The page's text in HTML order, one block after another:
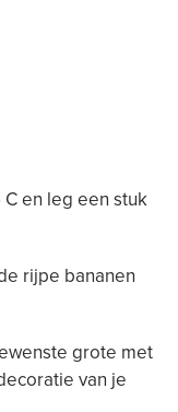
en leg een stuk
rijpe bananen
grote met
van je